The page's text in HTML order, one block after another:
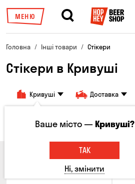
МЕНЮ
Головна Інші товари Стікери
Стікери в Кривуші
Кривуші Доставка
Келихи та кухлі Брелоки
СТІКЕРИ
Ваше місто —Кривуші?
ТАК
Ні, змінити